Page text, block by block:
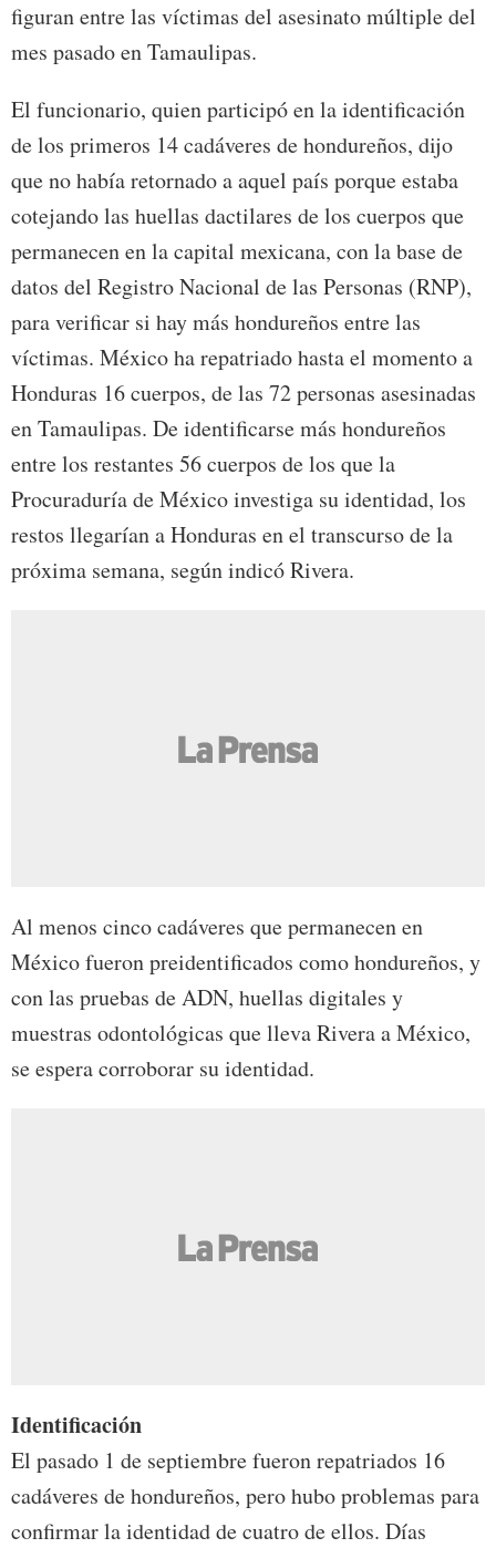
figuran entre las víctimas del asesinato múltiple del
mes pasado en Tamaulipas.
El funcionario, quien participó en la identificación
de los primeros 14 cadáveres de hondureños, dijo
que no había retornado a aquel país porque estaba
cotejando las huellas dactilares de los cuerpos que
permanecen en la capital mexicana, con la base de
datos del Registro Nacional de las Personas (RNP),
para verificar si hay más hondureños entre las
víctimas. México ha repatriado hasta el momento a
Honduras 16 cuerpos, de las 72 personas asesinadas
en Tamaulipas. De identificarse más hondureños
entre los restantes 56 cuerpos de los que la
Procuraduría de México investiga su identidad, los
restos llegarían a Honduras en el transcurso de la
próxima semana, según indicó Rivera.
Al menos cinco cadáveres que permanecen en
México fueron preidentificados como hondureños, y
con las pruebas de ADN, huellas digitales y
muestras odontológicas que lleva Rivera a México,
se espera corroborar su identidad.
Identificación
El pasado 1 de septiembre fueron repatriados 16
cadáveres de hondureños, pero hubo problemas para
confirmar la identidad de cuatro de ellos. Días